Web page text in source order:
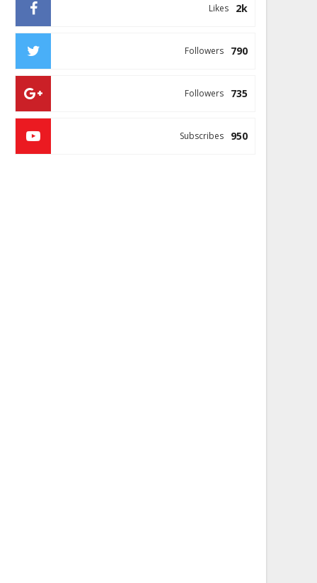
2k
Likes
790
Followers
735
Followers
950
Subscribes